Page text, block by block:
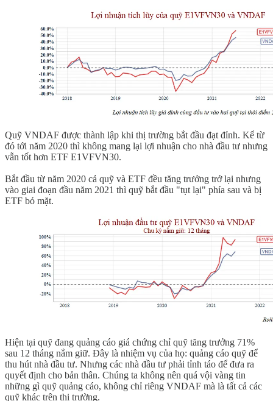
Quỹ VNDAF được thành lập khi thị trường bắt đầu đạt đỉnh. Kể từ
đó tới năm 2020 thì không mang lại lợi nhuận cho nhà đầu tư nhưng
vẫn tốt hơn ETF E1VFVN30.
Bắt đầu từ năm 2020 cả quỹ và ETF đều tăng trưởng trở lại nhưng
vào giai đoạn đầu năm 2021 thì quỹ bắt đầu "tụt lại" phía sau và bị
ETF bỏ mặt.
Hiện tại quỹ đang quảng cáo giá chứng chỉ quỹ tăng trưởng 71%
sau 12 tháng nắm giữ. Đây là nhiệm vụ của họ: quảng cáo quỹ để
thu hút nhà đầu tư. Nhưng các nhà đầu tư phải tỉnh táo để đưa ra
quyết định cho bản thân. Chúng ta không nên quá vội vàng tin
những gì quỹ quảng cáo, không chỉ riêng VNDAF mà là tất cả các
quỹ khác trên thị trường.